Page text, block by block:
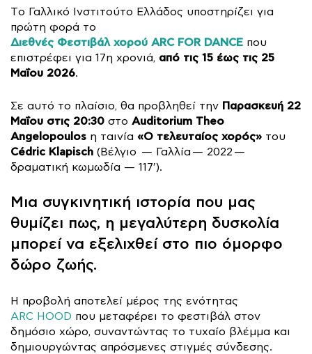
Τo Γαλλικό Ινστιτούτο Ελλάδος υποστηρίζει για
πρώτη φορά το
Διεθνές Φεστιβάλ χορού ARC FOR DANCE που
επιστρέφει για 17η χρονιά, από τις 15 έως τις 25
Μαΐου 2026.
Σε αυτό το πλαίσιο, θα προβληθεί την Παρασκευή 22
Μαΐου στις 20:30 στο Auditorium Theo
Angelopoulos η ταινία «Ο τελευταίος χορός» του
Cédric Klapisch (Βέλγιο — Γαλλία— 2022—
δραματική κωμωδία — 117′).
Μια συγκινητική ιστορία που μας
θυμίζει πως, η μεγαλύτερη δυσκολία
μπορεί να εξελιχθεί στο πιο όμορφο
δώρο ζωής.
H προβολή αποτελεί μέρος της ενότητας
ARC HOOD που μεταφέρει το φεστιβάλ στον
δημόσιο χώρο, συναντώντας το τυχαίο βλέμμα και
δημιουργώντας απρόσμενες στιγμές σύνδεσης.